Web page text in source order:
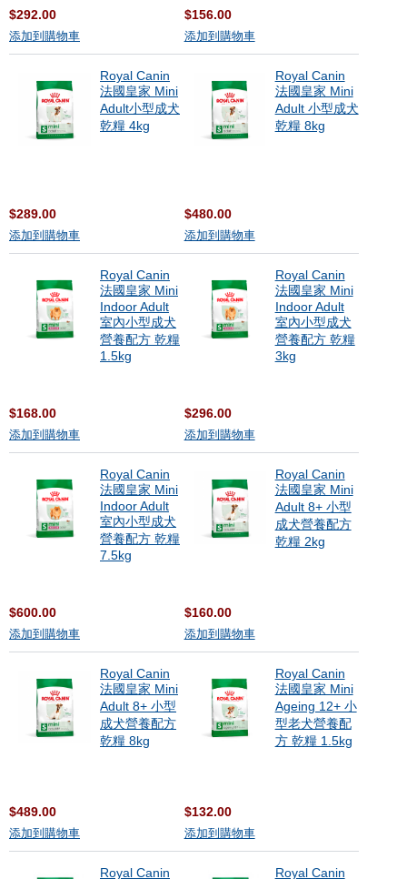
$292.00
添加到購物車
$156.00
添加到購物車
Royal Canin
法國皇家 Mini
Adult小型成犬
乾糧 4kg
$289.00
添加到購物車
Royal Canin
法國皇家 Mini
Adult 小型成犬
乾糧 8kg
$480.00
添加到購物車
Royal Canin
法國皇家 Mini
Indoor Adult
室內小型成犬
營養配方 乾糧
1.5kg
$168.00
添加到購物車
Royal Canin
法國皇家 Mini
Indoor Adult
室內小型成犬
營養配方 乾糧
3kg
$296.00
添加到購物車
Royal Canin
法國皇家 Mini
Indoor Adult
室內小型成犬
營養配方 乾糧
7.5kg
$600.00
添加到購物車
Royal Canin
法國皇家 Mini
Adult 8+ 小型
成犬營養配方
乾糧 2kg
$160.00
添加到購物車
Royal Canin
法國皇家 Mini
Adult 8+ 小型
成犬營養配方
乾糧 8kg
$489.00
添加到購物車
Royal Canin
法國皇家 Mini
Ageing 12+ 小
型老犬營養配
方 乾糧 1.5kg
$132.00
添加到購物車
Royal Canin Royal Canin